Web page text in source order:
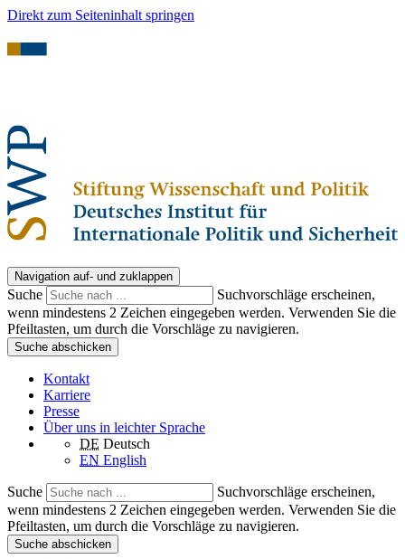
Direkt zum Seiteninhalt springen
Navigation auf- und zuklappen
Suche
Suchvorschläge erscheinen,
wenn mindestens 2 Zeichen eingegeben werden. Verwenden Sie die
Pfeiltasten, um durch die Vorschläge zu navigieren.
Suche abschicken
Kontakt
Karriere
Presse
Über uns in leichter Sprache
DE Deutsch
EN English
Suche
Suchvorschläge erscheinen,
wenn mindestens 2 Zeichen eingegeben werden. Verwenden Sie die
Pfeiltasten, um durch die Vorschläge zu navigieren.
Suche abschicken